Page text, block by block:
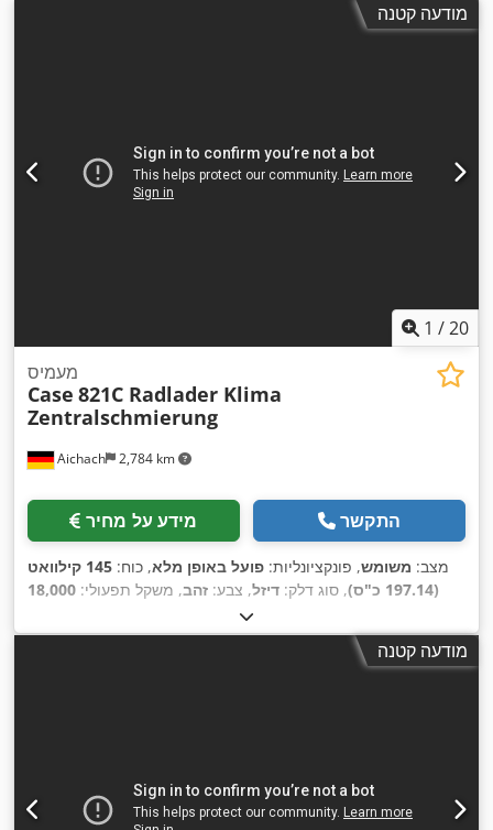
מודעה קטנה
1 /20
Aichach 2,784 km
מעמיס
Case 821C Radlader Klima
Zentralschmierung
מידע על מחיר התקשר
מצב: משומש, פונקציונליות: פועל באופן מלא, כוח:
145 קילוואט
(197.14 כ"ס)
, סוג דלק: דיזל, צבע: זהב, משקל תפעולי: 18,000
, שנת ייצור:
מערכת גירוז מרכזית, תא נהג,
מודעה קטנה